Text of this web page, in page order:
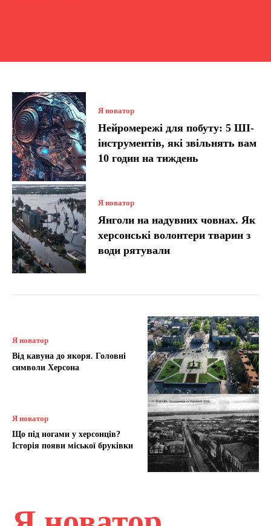
Я новатор
Нейромережі для побуту: 5 ШІ-
інструментів, які звільнять вам
10 годин на тиждень
Я новатор
Янголи на надувних човнах. Як
херсонські волонтери тварин з
води рятували
Я новатор
Від кавуна до якоря. Головні
символи Херсона
Я новатор
Що під ногами у херсонців?
Історія появи міської бруківки